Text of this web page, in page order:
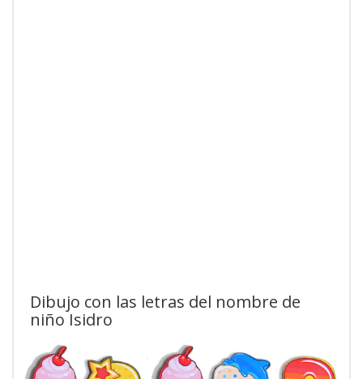
Dibujo con las letras del nombre de
niño Isidro